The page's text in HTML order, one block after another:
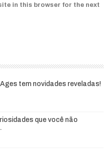
in this browser for the next
tem novidades reveladas!
que você não